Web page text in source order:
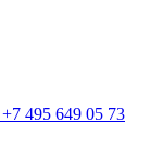
+7 495 649 05 73